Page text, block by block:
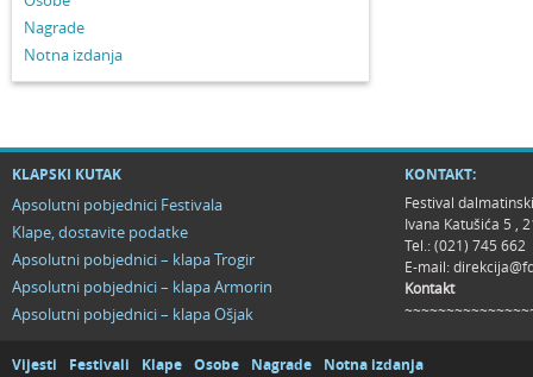
Nagrade
Notna izdanja
KLAPSKI KUTAK
Apsolutni pobjednici Festivala
Klape, dostavite podatke
Apsolutni pobjednici – klapa Trogir
Apsolutni pobjednici – klapa Armorin
Apsolutni pobjednici – klapa Ošjak
KONTAKT:
Festival
Ivana Katušića 5 ,
Tel.: (021) 745 662
E-mail:
Kontakt
Vijesti Festivali Klape Osobe Nagrade Notna izdanja